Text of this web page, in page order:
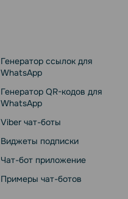
Генератор ссылок для
WhatsApp
Генератор QR-кодов для
WhatsApp
Viber чат-боты
Виджеты подписки
Чат-бот приложение
Примеры чат-ботов